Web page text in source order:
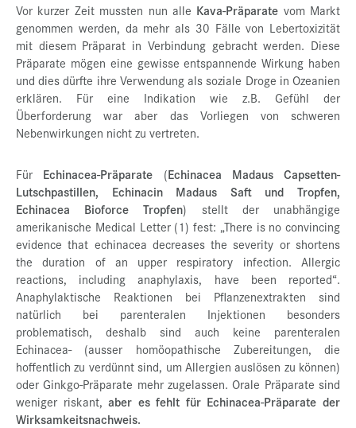
Vor kurzer Zeit mussten nun alle Kava-Präparate vom Markt
genommen werden, da mehr als 30 Fälle von Lebertoxizität
mit diesem Präparat in Verbindung gebracht werden. Diese
Präparate mögen eine gewisse entspannende Wirkung haben
und dies dürfte ihre Verwendung als soziale Droge in Ozeanien
erklären. Für eine Indikation wie z.B. Gefühl der
Überforderung war aber das Vorliegen von schweren
Nebenwirkungen nicht zu vertreten.
Für Echinacea-Präparate (Echinacea Madaus Capsetten-
Lutschpastillen, Echinacin Madaus Saft und Tropfen,
Echinacea Bioforce Tropfen) stellt der unabhängige
amerikanische Medical Letter (1) fest: „There is no convincing
evidence that echinacea decreases the severity or shortens
the duration of an upper respiratory infection. Allergic
reactions, including anaphylaxis, have been reported“.
Anaphylaktische Reaktionen bei Pflanzenextrakten sind
natürlich bei parenteralen Injektionen besonders
problematisch, deshalb sind auch keine parenteralen
Echinacea- (ausser homöopathische Zubereitungen, die
hoffentlich zu verdünnt sind, um Allergien auslösen zu können)
oder Ginkgo-Präparate mehr zugelassen. Orale Präparate sind
weniger riskant,aber es fehlt für Echinacea-Präparate der
Wirksamkeitsnachweis.